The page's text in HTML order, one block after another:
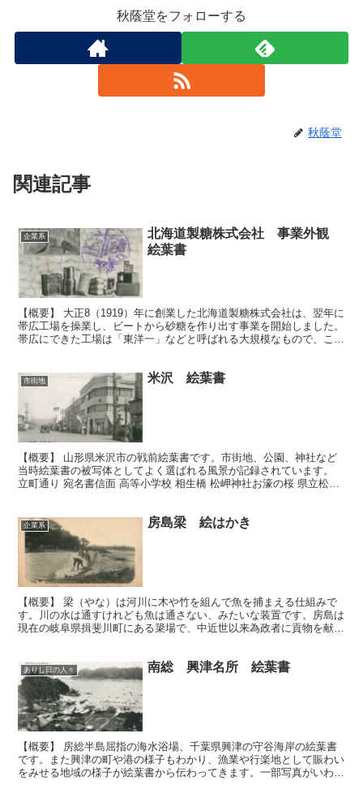
秋蔭堂をフォローする
秋蔭堂
関連記事
企業系
北海道製糖株式会社 事業外観
絵葉書
【概要】 大正8（1919）年に創業した北海道製糖株式会社は、翌年に
帯広工場を操業し、ビートから砂糖を作り出す事業を開始しました。
帯広にできた工場は「東洋一」などと呼ばれる大規模なもので、この
市街地 米沢 絵葉書
【概要】 山形県米沢市の戦前絵葉書です。市街地、公園、神社など
当時絵葉書の被写体としてよく選ばれる風景が記録されています。
立町通り 宛名書信面 高等小学校 相生橋 松岬神社お濠の桜 県立松岬
企業系 房島梁 絵はかき
【概要】 梁（やな）は河川に木や竹を組んで魚を捕まえる仕組みで
す。川の水は通すけれども魚は通さない、みたいな装置です。房島は
現在の岐阜県揖斐川町にある簗場で、中近世以来為政者に貢物を献上
ありし日の人々 南総 興津名所 絵葉書
【概要】 房総半島屈指の海水浴場、千葉県興津の守谷海岸の絵葉書
です。また興津の町や港の様子もわかり、漁業や行楽地として賑わい
をみせる地域の様子が絵葉書から伝わってきます。一部写真がいわゆ